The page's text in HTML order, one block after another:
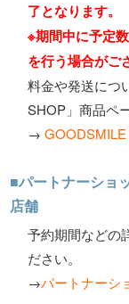
了となります。
※期間中に予定
を行う場合がご
料金や発送につ
SHOP」商品ペ
→
■パートナーショ
店舗
予約期間などの
ださい。
→パートナーシ